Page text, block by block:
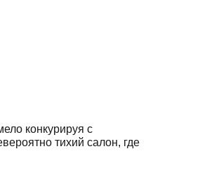
конкурируя с
тихий салон, где